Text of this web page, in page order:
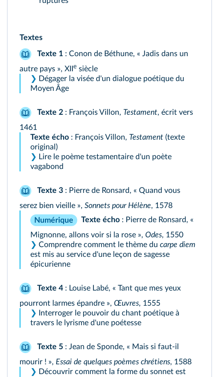
Textes
Texte 1 : Conon de Béthune, « Jadis dans un
autre pays », XII e siècle
❯ Dégager la visée d'un dialogue poétique du
Moyen Âge
Texte 2 : François Villon, Testament, écrit vers
1461
Texte écho : François Villon, Testament (texte
original)
❯ Lire le poème testamentaire d'un poète
vagabond
Texte 3 : Pierre de Ronsard, « Quand vous
serez bien vieille », Sonnets pour Hélène, 1578
Numérique
Texte écho : Pierre de Ronsard, «
Mignonne, allons voir si la rose », Odes, 1550
❯ Comprendre comment le thème du carpe diem
est mis au service d'une leçon de sagesse
épicurienne
Texte 4 : Louise Labé, « Tant que mes yeux
pourront larmes épandre », Œuvres, 1555
❯
Interroger le pouvoir du chant poétique à
travers le lyrisme d'une poétesse
Texte 5 : Jean de Sponde, « Mais si faut-il
mourir ! », Essai de quelques poèmes chrétiens, 1588
❯ Découvrir comment la forme du sonnet est